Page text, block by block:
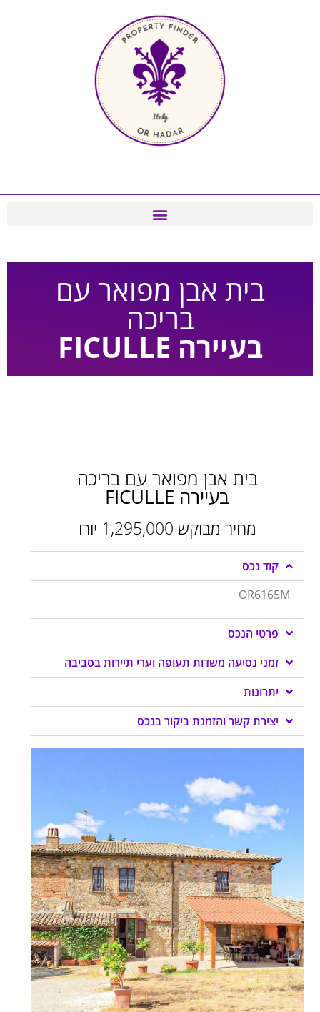
בית אבן מפואר עם
בריכה
בעיירה FICULLE
בית אבן מפואר עם בריכה
בעיירה FICULLE
מחיר מבוקש 1,295,000 יורו
קוד נכס
פרטי הנכס
זמני נסיעה משדות תעופה וערי תיירות בסביבה
יתרונות
יצירת קשר והזמנת ביקור בנכס